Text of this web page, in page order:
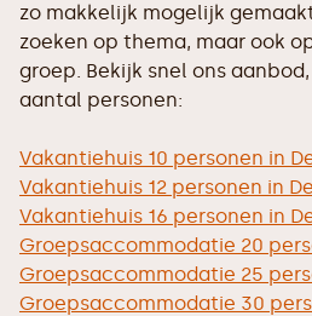
zo makkelijk mogelijk
zoeken op thema, maar ook
groep. Bekijk snel ons
aantal personen:
Vakantiehuis 10 personen in
Vakantiehuis 12 personen in
Vakantiehuis 16 personen in
Groepsaccommodatie 20
Groepsaccommodatie 25
Groepsaccommodatie 30